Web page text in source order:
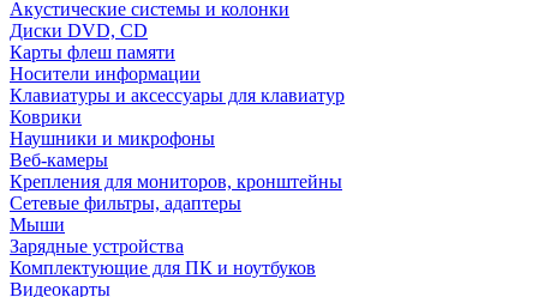
Акустические системы и колонки
Диски DVD, CD
Карты флеш памяти
Носители информации
Клавиатуры и аксессуары для клавиатур
Коврики
Наушники и микрофоны
Веб-камеры
Крепления для мониторов, кронштейны
Сетевые фильтры, адаптеры
Мыши
Зарядные устройства
Комплектующие для ПК и ноутбуков
Видеокарты